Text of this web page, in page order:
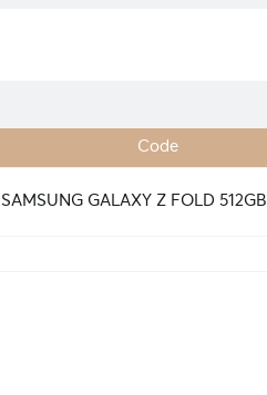
Code
SAMSUNG GALAXY Z FOLD 512GB